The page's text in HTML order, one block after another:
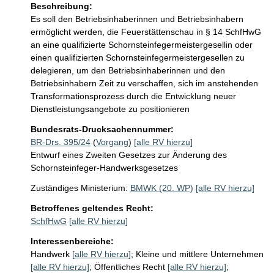
Beschreibung:
Es soll den Betriebsinhaberinnen und Betriebsinhabern
ermöglicht werden, die Feuerstättenschau in § 14 SchfHwG
an eine qualifizierte Schornsteinfegermeistergesellin oder
einen qualifizierten Schornsteinfegermeistergesellen zu
delegieren, um den Betriebsinhaberinnen und den
Betriebsinhabern Zeit zu verschaffen, sich im anstehenden
Transformationsprozess durch die Entwicklung neuer
Dienstleistungsangebote zu positionieren
Bundesrats-Drucksachennummer:
BR-Drs. 395/24 (Vorgang) [alle RV hierzu]
Entwurf eines Zweiten Gesetzes zur Änderung des
Schornsteinfeger-Handwerksgesetzes
Zuständiges Ministerium: BMWK (20. WP) [alle RV hierzu]
Betroffenes geltendes Recht:
SchfHwG [alle RV hierzu]
Interessenbereiche:
Handwerk [alle RV hierzu]; Kleine und mittlere Unternehmen
[alle RV hierzu]; Öffentliches Recht [alle RV hierzu];